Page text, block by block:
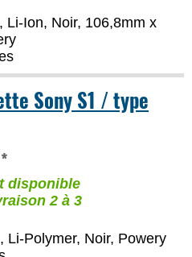
Li-Ion, Noir, 106,8mm x
Sony S1 / type
disponible
2 à 3
Li-Polymer, Noir, Powery